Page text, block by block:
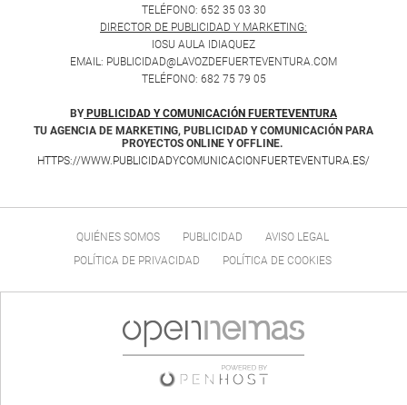
TELÉFONO: 652 35 03 30
DIRECTOR DE PUBLICIDAD Y MARKETING:
IOSU AULA IDIAQUEZ
EMAIL: PUBLICIDAD@LAVOZDEFUERTEVENTURA.COM
TELÉFONO: 682 75 79 05
BY PUBLICIDAD Y COMUNICACIÓN FUERTEVENTURA
TU AGENCIA DE MARKETING, PUBLICIDAD Y COMUNICACIÓN PARA
PROYECTOS ONLINE Y OFFLINE.
HTTPS://WWW.PUBLICIDADYCOMUNICACIONFUERTEVENTURA.ES/
QUIÉNES SOMOS PUBLICIDAD
AVISO LEGAL
POLÍTICA DE PRIVACIDAD
POLÍTICA DE COOKIES